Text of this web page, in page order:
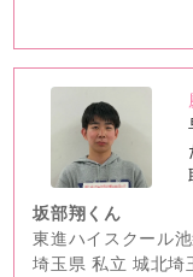
no
image
坂部翔くん
東進ハイスクール
埼玉県 私立 城北埼